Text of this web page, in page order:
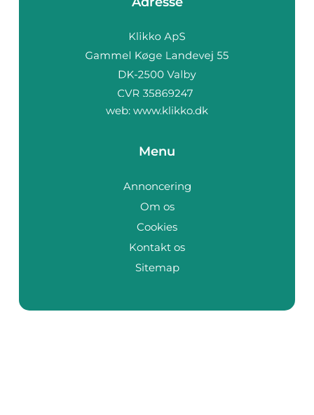
web: www.klikko.dk
Menu
Annoncering
Om os
Cookies
Kontakt os
Sitemap